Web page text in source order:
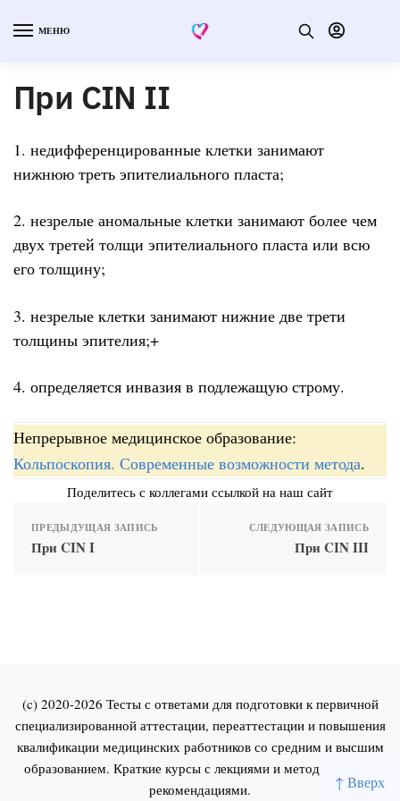
↑ Вверх
МЕНЮ
При CIN II
1. недифференцированные клетки занимают
нижнюю треть эпителиального пласта;
2. незрелые аномальные клетки занимают более чем
двух третей толщи эпителиального пласта или всю
его толщину;
3. незрелые клетки занимают нижние две трети
толщины эпителия;+
4. определяется инвазия в подлежащую строму.
Непрерывное медицинское образование:
Кольпоскопия. Современные возможности метода.
Поделитесь с коллегами ссылкой на наш сайт
ПРЕДЫДУЩАЯ ЗАПИСЬ
При CIN I
СЛЕДУЮЩАЯ ЗАПИСЬ
При CIN III
(c) 2020-2026 Тесты с ответами для подготовки к первичной
специализированной аттестации, переаттестации и повышения
квалификации медицинских работников со средним и высшим
образованием. Краткие курсы с лекциями и методическими
рекомендациями.